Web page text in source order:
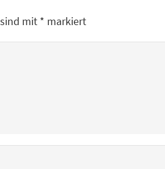
mit * markiert